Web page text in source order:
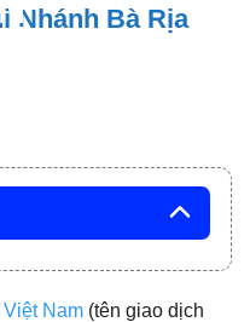
Nhánh Bà Rịa
Nam (tên giao dịch